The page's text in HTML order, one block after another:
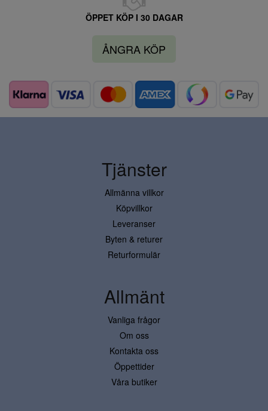
ÖPPET KÖP I 30 DAGAR
ÅNGRA KÖP
Tjänster
Allmänna villkor
Köpvillkor
Leveranser
Byten & returer
Returformulär
Allmänt
Vanliga frågor
Om oss
Kontakta oss
Öppettider
Våra butiker